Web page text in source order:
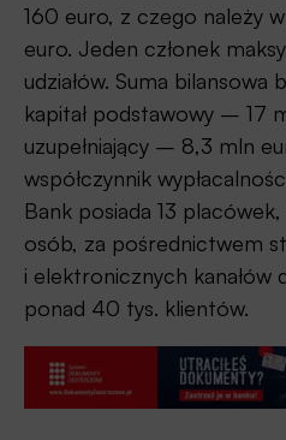
160 euro, z czego należy
euro. Jeden członek
udziałów. Suma
kapitał podstawowy – 17
uzupełniający – 8,3 mln
współczynnik
Bank posiada 13
osób, za pośrednictwem
i elektronicznych kanałów
ponad 40 tys. klientów.